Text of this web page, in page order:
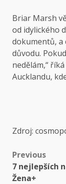
Briar Marsh
od idylického
dokumentů, a
důvodu.
nedělám,“
Aucklandu,
Zdroj:
Previous
7 nejlepších
Žena+